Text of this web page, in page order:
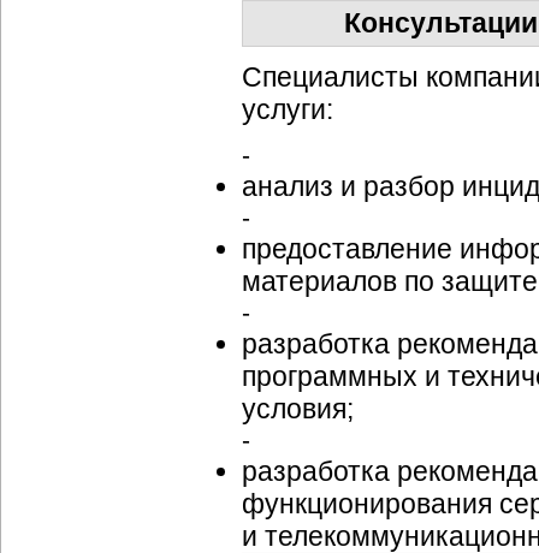
Специалисты
услуги:
-
анализ и разбор
-
предоставление
материалов по
-
разработка
программных и
условия;
-
разработка
функционирования
и